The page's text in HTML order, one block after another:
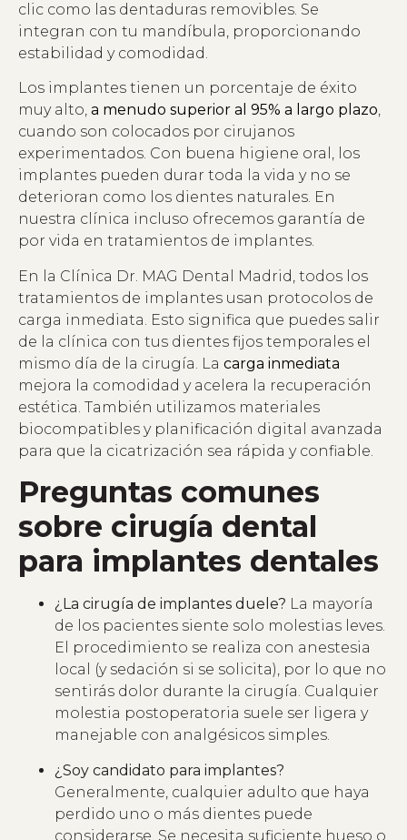
clic como las dentaduras removibles. Se
integran con tu mandíbula, proporcionando
estabilidad y comodidad.
Los implantes tienen un porcentaje de éxito
muy alto, a menudo superior al 95% a largo plazo,
cuando son colocados por cirujanos
experimentados. Con buena higiene oral, los
implantes pueden durar toda la vida y no se
deterioran como los dientes naturales. En
nuestra clínica incluso ofrecemos garantía de
por vida en tratamientos de implantes.
En la Clínica Dr. MAG Dental Madrid, todos los
tratamientos de implantes usan protocolos de
carga inmediata. Esto significa que puedes salir
de la clínica con tus dientes fijos temporales el
mismo día de la cirugía. La carga inmediata
mejora la comodidad y acelera la recuperación
estética. También utilizamos materiales
biocompatibles y planificación digital avanzada
para que la cicatrización sea rápida y confiable.
Preguntas comunes
sobre cirugía dental
para implantes dentales
¿La cirugía de implantes duele? La mayoría
de los pacientes siente solo molestias leves.
El procedimiento se realiza con anestesia
local (y sedación si se solicita), por lo que no
sentirás dolor durante la cirugía. Cualquier
molestia postoperatoria suele ser ligera y
manejable con analgésicos simples.
¿Soy candidato para implantes?
Generalmente, cualquier adulto que haya
perdido uno o más dientes puede
considerarse. Se necesita suficiente hueso o